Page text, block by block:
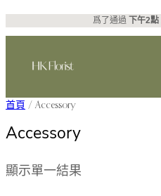
跳
至
容
爲了通過 下午2點
首頁 / Accessory
Accessory
顯示單一結果